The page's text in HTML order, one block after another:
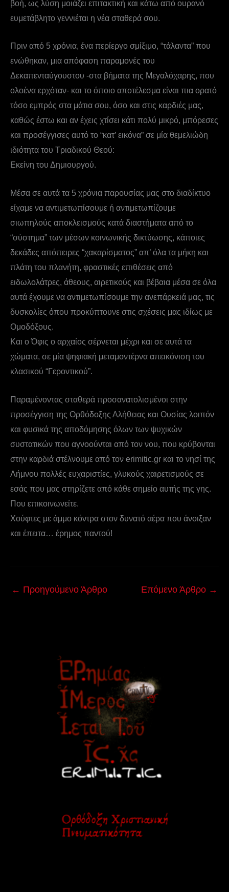
βοή, ως λύση μοιάζει επιτακτική και κάτω από ουρανό
ευμετάβλητο γεννιέται η νέα σταθερά σου.
Πριν από 5 χρόνια, ένα περίεργο σμίξιμο, “τάλαντα” που
ενώθηκαν, μια απόφαση παραμονές του
Δεκαπενταύγουστου -στα βήματα της Μεγαλόχαρης, που
ολοένα ερχόταν- και το όποιο αποτέλεσμα είναι πια ορατό
τόσο εμπρός στα μάτια σου, όσο και στις καρδιές μας,
καθώς έστω και αν έχεις χτίσει κάτι πολύ μικρό, μπόρεσες
και προσέγγισες αυτό το “κατ’ εικόνα” σε μία θεμελιώδη
ιδιότητα του Τριαδικού Θεού:
Εκείνη του Δημιουργού.
Μέσα σε αυτά τα 5 χρόνια παρουσίας μας στο διαδίκτυο
είχαμε να αντιμετωπίσουμε ή αντιμετωπίζουμε
σιωπηλούς αποκλεισμούς κατά διαστήματα από το
“σύστημα” των μέσων κοινωνικής δικτύωσης, κάποιες
δεκάδες απόπειρες “χακαρίσματος” απ’ όλα τα μήκη και
πλάτη του πλανήτη, φραστικές επιθέσεις από
ειδωλολάτρες, άθεους, αιρετικούς και βέβαια μέσα σε όλα
αυτά έχουμε να αντιμετωπίσουμε την ανεπάρκειά μας, τις
δυσκολίες όπου προκύπτουνε στις σχέσεις μας ιδίως με
Ομοδόξους.
Και ο Όφις ο αρχαίος σέρνεται μέχρι και σε αυτά τα
χώματα, σε μία ψηφιακή μεταμοντέρνα απεικόνιση του
κλασικού “Γεροντικού”.
Παραμένοντας σταθερά προσανατολισμένοι στην
προσέγγιση της Ορθόδοξης Αλήθειας και Ουσίας λοιπόν
και φυσικά της αποδόμησης όλων των ψυχικών
συστατικών που αγνοούνται από τον νου, που κρύβονται
στην καρδιά στέλνουμε από τον erimitic.gr και το νησί της
Λήμνου πολλές ευχαριστίες, γλυκούς χαιρετισμούς σε
εσάς που μας στηρίζετε από κάθε σημείο αυτής της γης.
Που επικοινωνείτε.
Χούφτες με άμμο κόντρα στον δυνατό αέρα που άνοιξαν
και έπειτα… έρημος παντού!
← Προηγούμενο Άρθρο Επόμενο Άρθρο →